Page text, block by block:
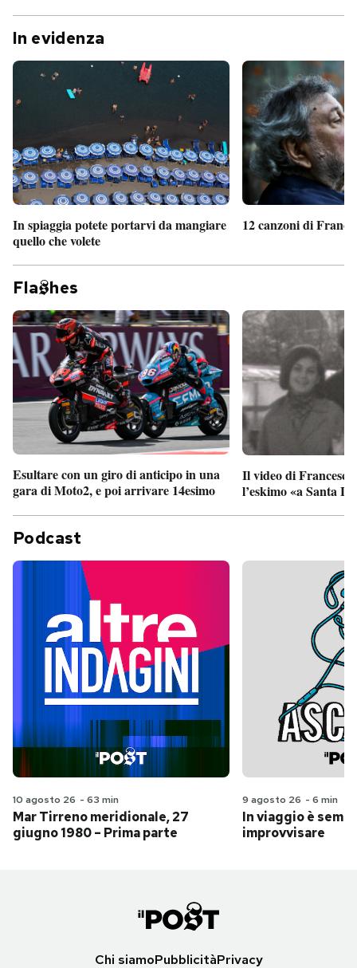
In evidenza
In spiaggia potete portarvi da mangiare
quello che volete
12 canzoni di
Fla hes
Esultare con un giro di anticipo in una
gara di Moto2, e poi arrivare 14esimo
Il video di
l’eskimo «a Santa
Podcast
10 agosto 26 - 63 min
Mar Tirreno meridionale, 27
giugno 1980 – Prima parte
9 agosto 26 - 6 min
In viaggio è
improvvisare
Chi siamoPubblicitàPrivacy